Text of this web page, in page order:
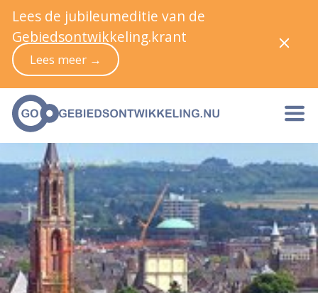
Lees de jubileumeditie van de
Gebiedsontwikkeling.krant
Lees meer →